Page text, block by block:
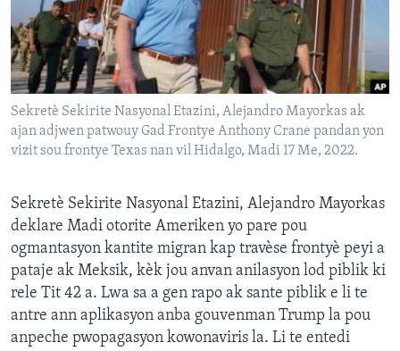
Languages
Sekretè Sekirite Nasyonal Etazini, Alejandro Mayorkas ak
ajan adjwen patwouy Gad Frontye Anthony Crane pandan yon
vizit sou frontye Texas nan vil Hidalgo, Madi 17 Me, 2022.
Sekretè Sekirite Nasyonal Etazini, Alejandro Mayorkas
deklare Madi otorite Ameriken yo pare pou
ogmantasyon kantite migran kap travèse frontyè peyi a
pataje ak Meksik, kèk jou anvan anilasyon lod piblik ki
rele Tit 42 a. Lwa sa a gen rapo ak sante piblik e li te
antre ann aplikasyon anba gouvenman Trump la pou
anpeche pwopagasyon kowonaviris la. Li te entedi